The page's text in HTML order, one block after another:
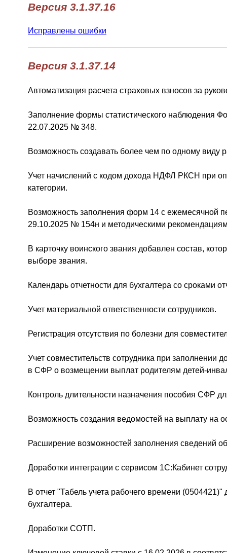
Версия 3.1.37.16
Исправлены ошибки
Версия 3.1.37.14
Автоматизация расчета страховых взносов за
Заполнение формы статистического наблюдения
22.07.2025 № 348.
Возможность создавать более чем по одному виду
Учет начислений с кодом дохода НДФЛ РКСН при
категории.
Возможность заполнения форм 14 с ежемесячной
29.10.2025 № 154н и методическими
В карточку воинского звания добавлен состав,
выборе звания.
Календарь отчетности для бухгалтера со сроками
Учет материальной ответственности сотрудников.
Регистрация отсутствия по болезни для
Учет совместительств сотрудника при заполнении
в СФР о возмещении выплат родителям детей-
Контроль длительности назначения пособия СФР
Возможность создания ведомостей на выплату на
Расширение возможностей заполнения сведений
Доработки интеграции с сервисом 1С:Кабинет
В отчет "Табель учета рабочего времени
бухгалтера.
Доработки СОТП.